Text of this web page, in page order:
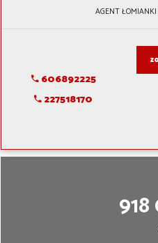
AGENT ŁOMIANKI
606892225
227518170